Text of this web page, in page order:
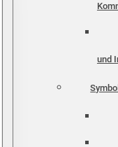
und